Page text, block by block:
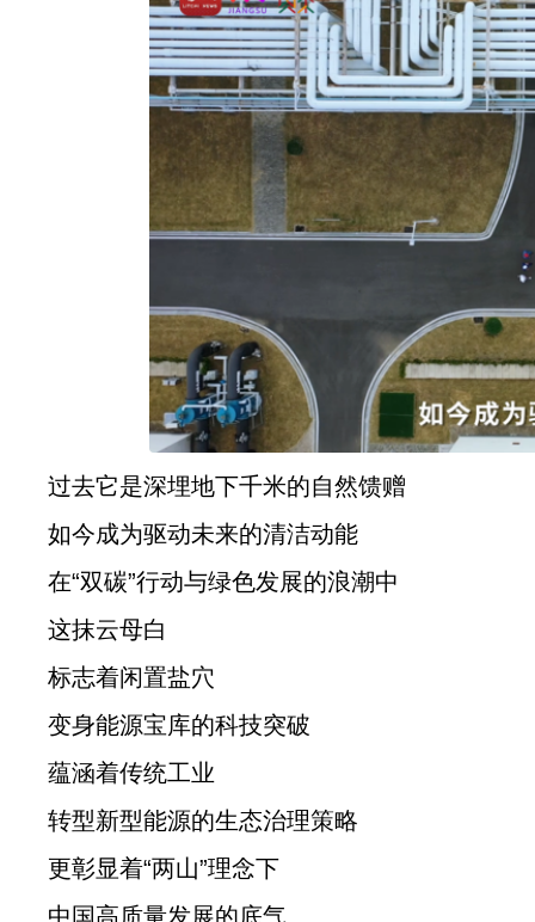
过去它是深埋地下千米的自然馈赠
如今成为驱动未来的清洁动能
在“双碳”行动与绿色发展的浪潮中
这抹云母白
标志着闲置盐穴
变身能源宝库的科技突破
蕴涵着传统工业
转型新型能源的生态治理策略
更彰显着“两山”理念下
中国高质量发展的底气